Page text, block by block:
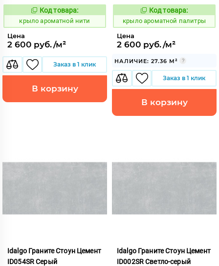
828435
Код товара:
крыло ароматной нити
Цена
2 600 руб./м²
Заказ в 1 клик
В корзину
828441
Код товара:
крыло ароматной палитры
Цена
2 600 руб./м²
НАЛИЧИЕ: 27.36 М²
Заказ в 1 клик
В корзину
Idalgo Граните Стоун Цемент
ID054SR Серый
Idalgo Граните Стоун Цемент
ID002SR Светло-серый